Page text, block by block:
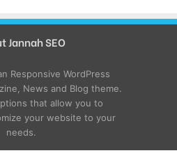
Jannah SEO
Responsive WordPress
News and Blog theme.
that allow you to
your website to your
needs.